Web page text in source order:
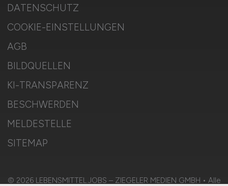
DATENSCHUTZ
COOKIE-EINSTELLUNGEN
AGB
BILDQUELLEN
KI-TRANSPARENZ
BESCHWERDEN
MELDESTELLE
SITEMAP
© 2026 LEBENSMITTEL.JOBS – ZIEGELER MEDIEN GMBH • Alle